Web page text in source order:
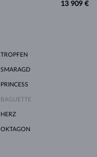
13 909 €
TROPFEN
SMARAGD
PRINCESS
BAGUETTE
HERZ
OKTAGON